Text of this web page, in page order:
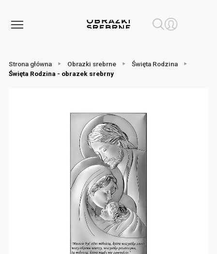
Strona główna Obrazki srebrne
Święta Rodzina
Święta Rodzina - obrazek srebrny